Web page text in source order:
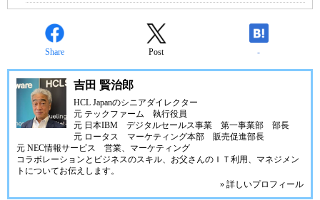
Share Post -
吉田 賢治郎
HCL Japanのシニアダイレクター
元 テックファーム 執行役員
元 日本IBM デジタルセールス事業 第一事業部 部長
元 ロータス マーケティング本部 販売促進部長
元 NEC情報サービス 営業、マーケティング
コラボレーションとビジネスのスキル、お父さんのＩＴ利用、マネジメン
トについてお伝えします。
» 詳しいプロフィール